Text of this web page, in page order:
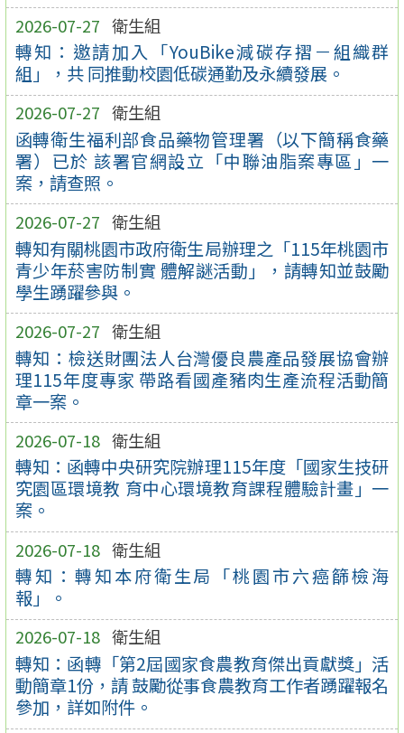
2026-07-27 衛生組
轉知：邀請加入「YouBike減碳存摺－組織群
組」，共 同推動校園低碳通勤及永續發展。
2026-07-27 衛生組
函轉衛生福利部食品藥物管理署（以下簡稱食藥
署）已於 該署官網設立「中聯油脂案專區」一
案，請查照。
2026-07-27 衛生組
轉知有關桃園市政府衛生局辦理之「115年桃園市
青少年菸害防制實 體解謎活動」，請轉知並鼓勵
學生踴躍參與。
2026-07-27 衛生組
轉知：檢送財團法人台灣優良農產品發展協會辦
理115年度專家 帶路看國產豬肉生產流程活動簡
章一案。
2026-07-18 衛生組
轉知：函轉中央研究院辦理115年度「國家生技研
究園區環境教 育中心環境教育課程體驗計畫」一
案。
2026-07-18 衛生組
轉知：轉知本府衛生局「桃園市六癌篩檢海
報」。
2026-07-18 衛生組
轉知：函轉「第2屆國家食農教育傑出貢獻獎」活
動簡章1份，請 鼓勵從事食農教育工作者踴躍報名
參加，詳如附件。